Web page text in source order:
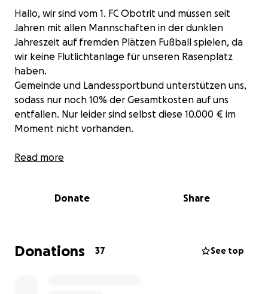
Hallo, wir sind vom 1. FC Obotrit und müssen seit
Jahren mit allen Mannschaften in der dunklen
Jahreszeit auf fremden Plätzen Fußball spielen, da
wir keine Flutlichtanlage für unseren Rasenplatz
haben.
Gemeinde und Landessportbund unterstützen uns,
sodass nur noch 10% der Gesamtkosten auf uns
entfallen. Nur leider sind selbst diese 10.000 € im
Moment nicht vorhanden.
Wir bitten um Unterstützung, damit der regionale
Read more
Donate Share
Donations 37 See top